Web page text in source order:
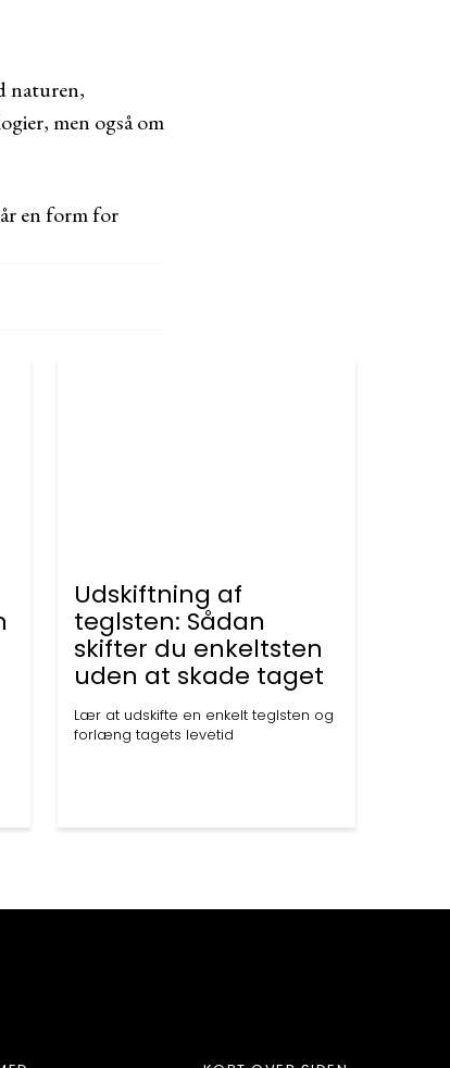
naturen,
men også om
en form for
Udskiftning af
teglsten: Sådan
skifter du enkeltsten
uden at skade taget
Lær at udskifte en enkelt teglsten og
forlæng tagets levetid